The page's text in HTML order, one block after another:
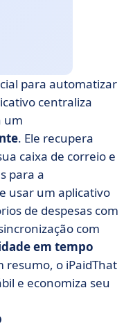
para automatizar
centraliza
um
. Ele recupera
caixa de correio e
para a
usar um aplicativo
de despesas com
com
em tempo
resumo, o iPaidThat
e economiza seu